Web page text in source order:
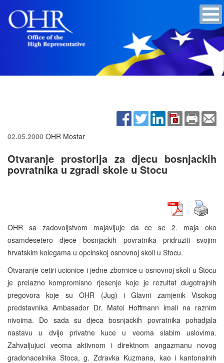
02.05.2000 OHR Mostar
Otvaranje prostorija za djecu bosnjackih
povratnika u zgradi skole u Stocu
OHR sa zadovoljstvom majavljuje da ce se 2. maja oko
osamdesetero djece bosnjackih povratnika pridruziti svojim
hrvatskim kolegama u opcinskoj osnovnoj skoli u Stocu.
Otvaranje cetiri ucionice i jedne zbornice u osnovnoj skoli u Stocu
je prelazno kompromisno rjesenje koje je rezultat dugotrajnih
pregovora koje su OHR (Jug) i Glavni zamjenik Visokog
predstavnika Ambasador Dr. Matei Hoffmann imali na raznim
nivoima. Do sada su djeca bosnjackih povratnika pohadjala
nastavu u dvije privatne kuce u veoma slabim uslovima.
Zahvaljujuci veoma aktivnom i direktnom angazmanu novog
gradonacelnika Stoca, g. Zdravka Kuzmana, kao i kantonalnih